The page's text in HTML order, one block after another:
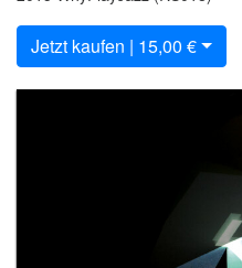
Jetzt kaufen | 15,00 €